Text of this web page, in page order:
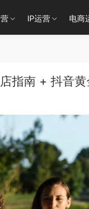
IP运营 电商
指南 + 抖音